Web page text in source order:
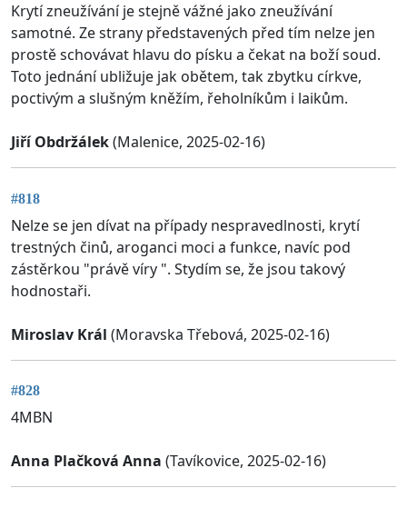
Krytí zneužívání je stejně vážné jako zneužívání
samotné. Ze strany představených před tím nelze jen
prostě schovávat hlavu do písku a čekat na boží soud.
Toto jednání ubližuje jak obětem, tak zbytku církve,
poctivým a slušným kněžím, řeholníkům i laikům.
Jiří Obdržálek(Malenice, 2025-02-16)
#818
Nelze se jen dívat na případy nespravedlnosti, krytí
trestných činů, aroganci moci a funkce, navíc pod
zástěrkou "právě víry ". Stydím se, že jsou takový
hodnostaři.
Miroslav Král (Moravska Třebová, 2025-02-16)
#828
4MBN
Anna Plačková Anna (Tavíkovice, 2025-02-16)